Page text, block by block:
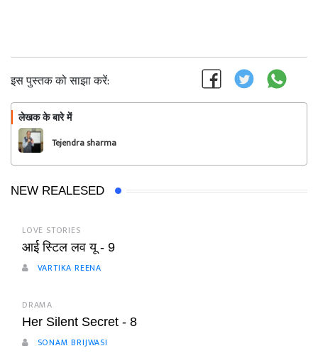
इस पुस्तक को साझा करें:
लेखक के बारे में
Tejendra sharma
NEW REALESED
LOVE STORIES
आई स्टिल लव यू - 9
VARTIKA REENA
DRAMA
Her Silent Secret - 8
SONAM BRIJWASI